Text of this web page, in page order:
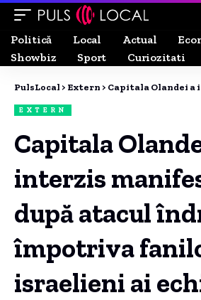
Politică
Local Actual
Showbiz
Sport Curiozitati
PulsLocal > Extern > Capitala Olandei a interzis manifestațiile după atacul îndreptat
EXTERN
Capitala
interzis
după atacul
împotriva
israelieni ai